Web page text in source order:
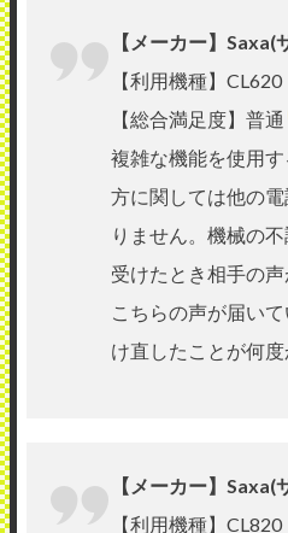
【メーカー】Saxa(
【利用機種】
【総合満足度】普通
複雑な機能を使用
方に関しては他の
りません。機械の
受けたとき相手の声
こちらの声が届い
け直したことが何度
【メーカー】Saxa(
【利用機種】